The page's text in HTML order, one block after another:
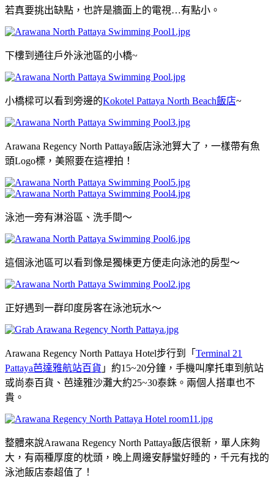
若真要挑出缺點，也許是牆面上的電視…有點小。
下樓到通往戶外泳池區的小橋~
小橋樑可以看到旁邊的Kokotel Pattaya North Beach飯店~
Arawana Regency North Pattaya飯店泳池算大了，一樣帶有魚
頭Logo標，美照要在這裡拍！
泳池一旁有淋浴區、洗手間～
這個泳池區可以看到像是獨棟更方便走向泳池的房型～
正好遇到一群印度房客在泳池玩水～
Arawana Regency North Pattaya Hotel步行到「 Terminal 21
Pattaya芭達雅航站百貨 」約15~20分鐘，手機叫摩托車到航站
或尚泰百貨、芭達雅沙灘大約25~30泰銖。兩個人搭車也不
貴。
整體來說Arawana Regency North Pattaya飯店很新，單人床夠
大，有兩種厚度的枕頭，晚上周邊安靜蠻好睡的，千元有找的
泳池飯店泰超值了！